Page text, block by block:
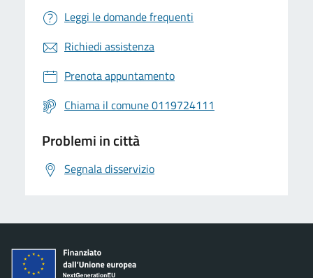
Leggi le domande frequenti
Richiedi assistenza
Prenota appuntamento
Chiama il comune 0119724111
Problemi in città
Segnala disservizio